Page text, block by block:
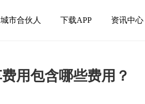
城市合伙人 下载APP 资讯中心
用包含哪些费用？